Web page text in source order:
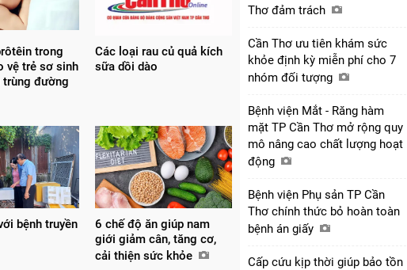
trong
vệ trẻ sơ sinh
trùng đường
Các loại rau củ quả kích
sữa dồi dào
bệnh truyền
6 chế độ ăn giúp nam
giới giảm cân, tăng cơ,
cải thiện sức khỏe
Thơ đảm trách
Cần Thơ ưu tiên khám sức
khỏe định kỳ miễn phí cho 7
nhóm đối tượng
Bệnh viện Mắt - Răng hàm
mặt TP Cần Thơ mở rộng quy
mô nâng cao chất lượng hoạt
động
Bệnh viện Phụ sản TP Cần
Thơ chính thức bỏ hoàn toàn
bệnh án giấy
Cấp cứu kịp thời giúp bảo tồn